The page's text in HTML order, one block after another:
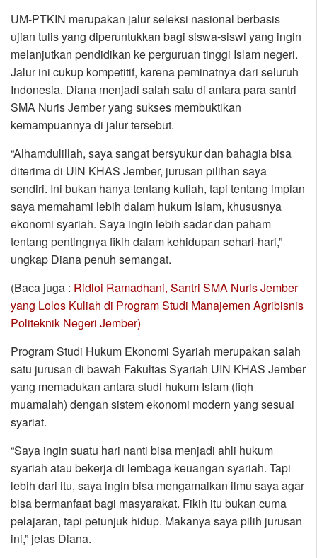
UM-PTKIN merupakan jalur seleksi nasional berbasis
ujian tulis yang diperuntukkan bagi siswa-siswi yang ingin
melanjutkan pendidikan ke perguruan tinggi Islam negeri.
Jalur ini cukup kompetitif, karena peminatnya dari seluruh
Indonesia. Diana menjadi salah satu di antara para santri
SMA Nuris Jember yang sukses membuktikan
kemampuannya di jalur tersebut.
“Alhamdulillah, saya sangat bersyukur dan bahagia bisa
diterima di UIN KHAS Jember, jurusan pilihan saya
sendiri. Ini bukan hanya tentang kuliah, tapi tentang impian
saya memahami lebih dalam hukum Islam, khususnya
ekonomi syariah. Saya ingin lebih sadar dan paham
tentang pentingnya fikih dalam kehidupan sehari-hari,”
ungkap Diana penuh semangat.
(Baca juga : Ridloi Ramadhani, Santri SMA Nuris Jember
yang Lolos Kuliah di Program Studi Manajemen Agribisnis
Politeknik Negeri Jember)
Program Studi Hukum Ekonomi Syariah merupakan salah
satu jurusan di bawah Fakultas Syariah UIN KHAS Jember
yang memadukan antara studi hukum Islam (fiqh
muamalah) dengan sistem ekonomi modern yang sesuai
syariat.
“Saya ingin suatu hari nanti bisa menjadi ahli hukum
syariah atau bekerja di lembaga keuangan syariah. Tapi
lebih dari itu, saya ingin bisa mengamalkan ilmu saya agar
bisa bermanfaat bagi masyarakat. Fikih itu bukan cuma
pelajaran, tapi petunjuk hidup. Makanya saya pilih jurusan
ini,” jelas Diana.